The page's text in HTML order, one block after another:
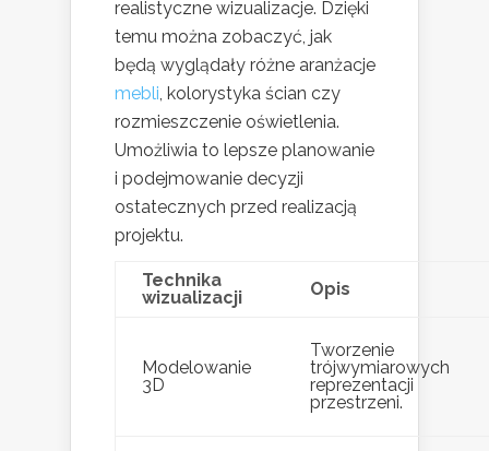
realistyczne wizualizacje. Dzięki
temu można zobaczyć, jak
będą wyglądały różne aranżacje
mebli , kolorystyka ścian czy
rozmieszczenie oświetlenia.
Umożliwia to lepsze planowanie
i podejmowanie decyzji
ostatecznych przed realizacją
projektu.
Technika
wizualizacji
Opis
Modelowanie
3D
Tworzenie
trójwymiarowych
reprezentacji
przestrzeni.